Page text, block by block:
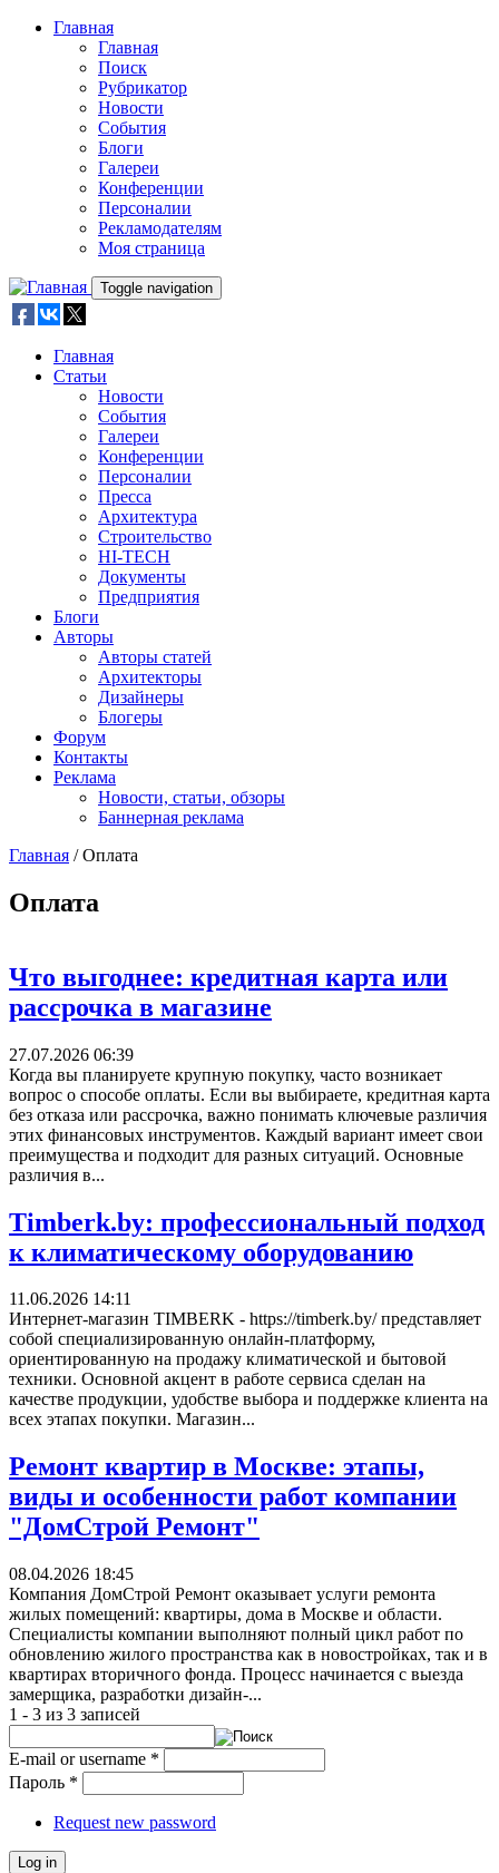
Skip to main content
Главная
Главная
Поиск
Рубрикатор
Новости
События
Блоги
Галереи
Конференции
Персоналии
Рекламодателям
Моя страница
Toggle navigation
Главная
Статьи
Новости
События
Галереи
Конференции
Персоналии
Пресса
Архитектура
Строительство
HI-TECH
Документы
Предприятия
Блоги
Авторы
Авторы статей
Архитекторы
Дизайнеры
Блогеры
Форум
Контакты
Реклама
Новости, статьи, обзоры
Баннерная реклама
Главная / Оплата
Оплата
Что выгоднее: кредитная карта или
рассрочка в магазине
27.07.2026 06:39
Когда вы планируете крупную покупку, часто возникает
вопрос о способе оплаты. Если вы выбираете, кредитная карта
без отказа или рассрочка, важно понимать ключевые различия
этих финансовых инструментов. Каждый вариант имеет свои
преимущества и подходит для разных ситуаций. Основные
различия в...
Timberk.by: профессиональный подход
к климатическому оборудованию
11.06.2026 14:11
Интернет-магазин TIMBERK - https://timberk.by/ представляет
собой специализированную онлайн-платформу,
ориентированную на продажу климатической и бытовой
техники. Основной акцент в работе сервиса сделан на
качестве продукции, удобстве выбора и поддержке клиента на
всех этапах покупки. Магазин...
Ремонт квартир в Москве: этапы,
виды и особенности работ компании
"ДомСтрой Ремонт"
08.04.2026 18:45
Компания ДомСтрой Ремонт оказывает услуги ремонта
жилых помещений: квартиры, дома в Москве и области.
Специалисты компании выполняют полный цикл работ по
обновлению жилого пространства как в новостройках, так и в
квартирах вторичного фонда. Процесс начинается с выезда
замерщика, разработки дизайн-...
1 - 3 из 3 записей
E-mail or username *
Пароль *
Request new password
Log in